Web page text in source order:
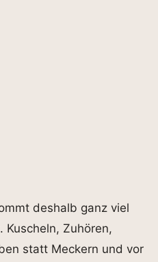
deshalb ganz viel
Kuscheln, Zuhören,
statt Meckern und vor